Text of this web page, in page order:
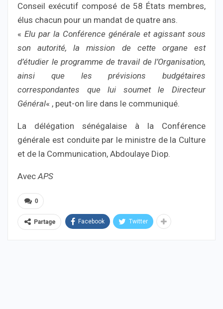
Conseil exécutif composé de 58 États membres,
élus chacun pour un mandat de quatre ans.
« Elu par la Conférence générale et agissant sous
son autorité, la mission de cette organe est
d’étudier le programme de travail de l’Organisation,
ainsi que les prévisions budgétaires
correspondantes que lui soumet le Directeur
Général« , peut-on lire dans le communiqué.
La délégation sénégalaise à la Conférence
générale est conduite par le ministre de la Culture
et de la Communication, Abdoulaye Diop.
Avec APS
0
Partage Facebook Twitter